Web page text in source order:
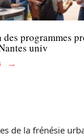
programmes
univ
de la frénésie